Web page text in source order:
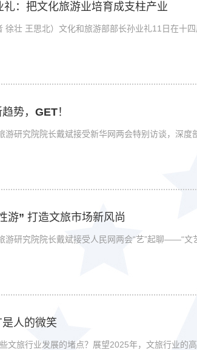
：把文化旅游业培育成支柱产业
徐壮 王思北）文化和旅游部部长孙业礼11日在十
势，GET！
游研究院院长戴斌接受新华网两会特别访谈，深
游” 打造文旅市场新风尚
游研究院院长戴斌接受人民网两会“艺”起聊——“
人的微笑
文旅行业发展的堵点？展望2025年，文旅行业的